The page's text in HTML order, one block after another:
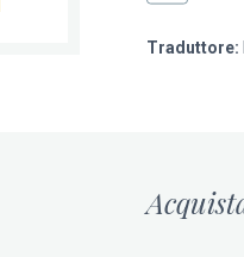
spesso
Traduttore: